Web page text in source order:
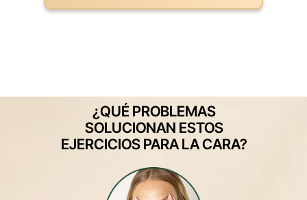
¿QUÉ PROBLEMAS
SOLUCIONAN ESTOS
EJERCICIOS PARA LA CARA?